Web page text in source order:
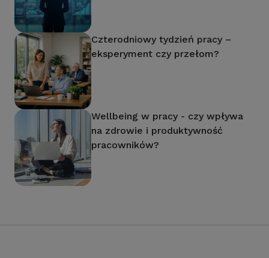
Czterodniowy tydzień pracy –
eksperyment czy przełom?
Wellbeing w pracy - czy wpływa
na zdrowie i produktywność
pracowników?